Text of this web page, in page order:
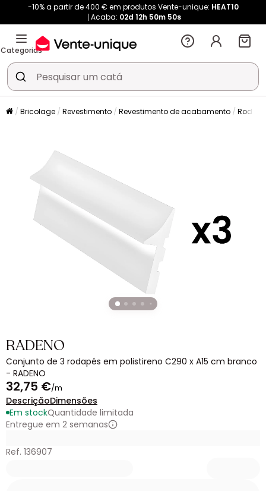
-10% a partir de 400 € em produtos Vente-unique: HEAT10
Acaba: 02d 12h 50m 50s
Categorias
Bricolage Revestimento Revestimento de acabamento Rodapé
RADENO
Conjunto de 3 rodapés em polistireno C290 x A15 cm branco
- RADENO
32,75 €/m
DescriçãoDimensões
Em stockQuantidade limitada
Entregue em 2 semanas
Ref. 136907